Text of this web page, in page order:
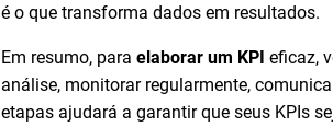
é o que transforma dados em resultados.
Em resumo, para elaborar um KPI eficaz,
análise, monitorar regularmente,
etapas ajudará a garantir que seus KPIs